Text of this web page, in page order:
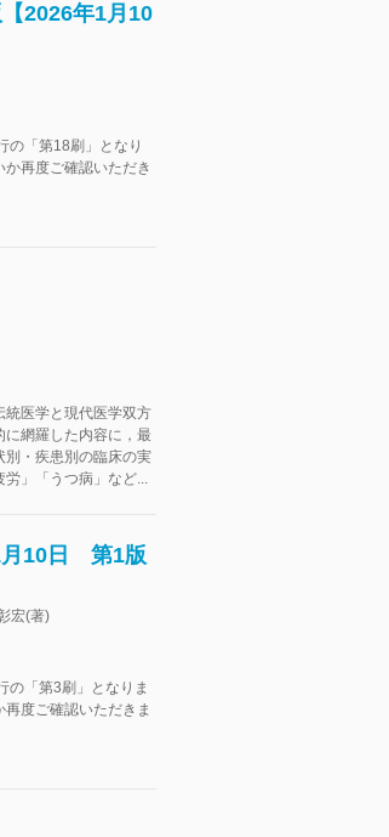
2026年1月10
「第18刷」となり
再度ご確認いただき
統医学と現代医学双方
網羅した内容に，最
・疾患別の臨床の実
」「うつ病」など...
月10日 第1版
宏(著)
「第3刷」となりま
度ご確認いただきま